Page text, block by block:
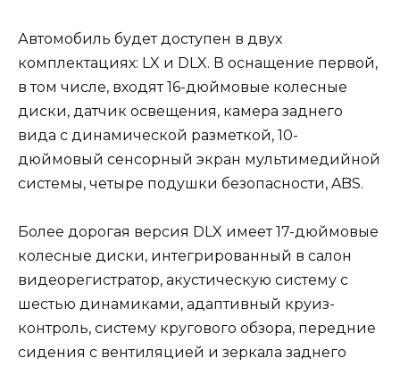
Автомобиль будет доступен в двух
комплектациях: LX и DLX. В оснащение первой,
в том числе, входят 16-дюймовые колесные
диски, датчик освещения, камера заднего
вида с динамической разметкой, 10-
дюймовый сенсорный экран мультимедийной
системы, четыре подушки безопасности, ABS.
Более дорогая версия DLX имеет 17-дюймовые
колесные диски, интегрированный в салон
видеорегистратор, акустическую систему с
шестью динамиками, адаптивный круиз-
контроль, систему кругового обзора, передние
сидения с вентиляцией и зеркала заднего